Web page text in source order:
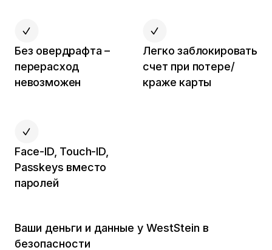
Без овердрафта –
перерасход
невозможен
Легко заблокировать
счет при потере/
краже карты
Face-ID, Touch-ID,
Passkeys вместо
паролей
Ваши деньги и данные у WestStein в
безопасности